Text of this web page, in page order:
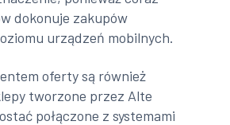
dokonuje zakupów
urządzeń mobilnych.
oferty są również
tworzone przez Alte
połączone z systemami